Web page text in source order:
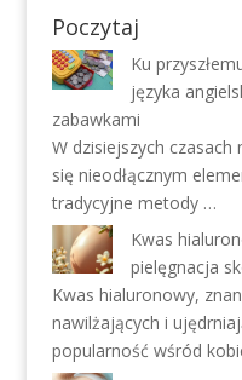
Poczytaj
Ku
języka
zabawkami
W dzisiejszych
się nieodłącznym
tradycyjne metody …
Kwas
pielęgnacja
Kwas hialuronowy,
nawilżających i
popularność wśród